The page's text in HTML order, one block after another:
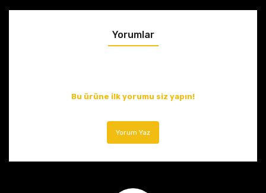
Yorumlar
Bu ürüne ilk yorumu siz yapın!
Yorum Yaz